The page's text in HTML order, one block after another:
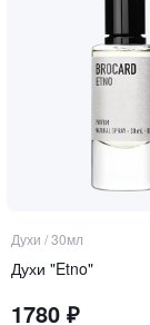
Духи /30мл
Духи "Etno"
1780 ₽